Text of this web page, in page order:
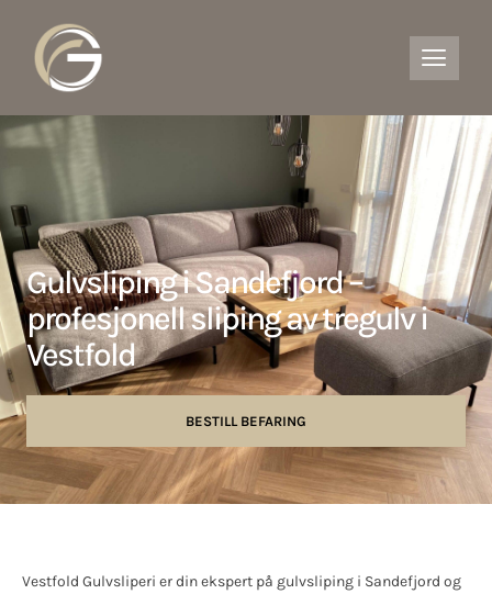
Gulvsliping i Sandefjord –
profesjonell sliping av tregulv i
Vestfold
BESTILL BEFARING
Vestfold Gulvsliperi er din ekspert på gulvsliping i Sandefjord og